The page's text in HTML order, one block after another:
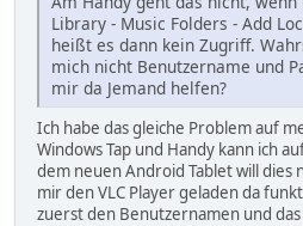
Library - Music Folders - Add
heißt es dann kein Zugriff.
mich nicht Benutzername und
mir da Jemand helfen?
Ich habe das gleiche Problem auf
Windows Tap und Handy kann ich
dem neuen Android Tablet will dies
mir den VLC Player geladen da
zuerst den Benutzernamen und